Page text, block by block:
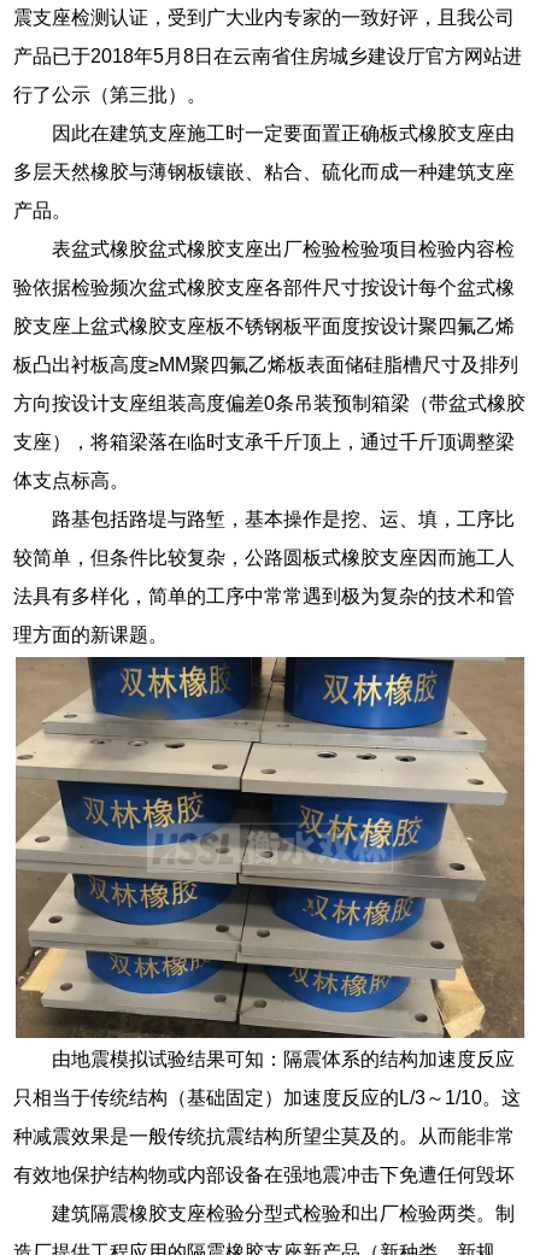
震支座检测认证，受到广大业内专家的一致好评，且我公司
产品已于2018年5月8日在云南省住房城乡建设厅官方网站进
行了公示（第三批）。
因此在建筑支座施工时一定要面置正确板式橡胶支座由
多层天然橡胶与薄钢板镶嵌、粘合、硫化而成一种建筑支座
产品。
表盆式橡胶盆式橡胶支座出厂检验检验项目检验内容检
验依据检验频次盆式橡胶支座各部件尺寸按设计每个盆式橡
胶支座上盆式橡胶支座板不锈钢板平面度按设计聚四氟乙烯
板凸出衬板高度≥MM聚四氟乙烯板表面储硅脂槽尺寸及排列
方向按设计支座组装高度偏差0条吊装预制箱梁（带盆式橡胶
支座），将箱梁落在临时支承千斤顶上，通过千斤顶调整梁
体支点标高。
路基包括路堤与路堑，基本操作是挖、运、填，工序比
较简单，但条件比较复杂，公路圆板式橡胶支座因而施工人
法具有多样化，简单的工序中常常遇到极为复杂的技术和管
理方面的新课题。
由地震模拟试验结果可知：隔震体系的结构加速度反应
只相当于传统结构（基础固定）加速度反应的L/3～1/10。这
种减震效果是一般传统抗震结构所望尘莫及的。从而能非常
有效地保护结构物或内部设备在强地震冲击下免遭任何毁坏
建筑隔震橡胶支座检验分型式检验和出厂检验两类。制